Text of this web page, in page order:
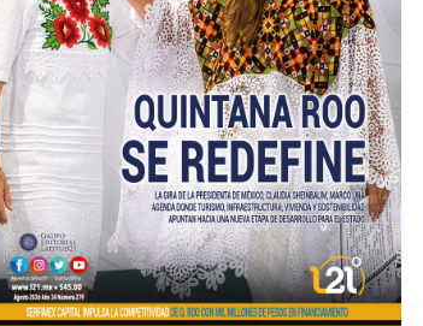
de Monterrey
Promoción turística con visión
1 abril, 2026